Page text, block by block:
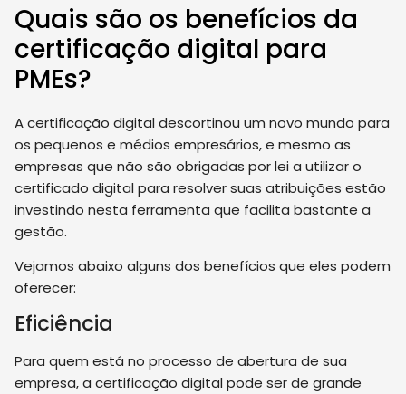
Quais são os benefícios da
certificação digital para
PMEs?
A certificação digital descortinou um novo mundo para
os pequenos e médios empresários, e mesmo as
empresas que não são obrigadas por lei a utilizar o
certificado digital para resolver suas atribuições estão
investindo nesta ferramenta que facilita bastante a
gestão.
Vejamos abaixo alguns dos benefícios que eles podem
oferecer:
Eficiência
Para quem está no processo de abertura de sua
empresa, a certificação digital pode ser de grande